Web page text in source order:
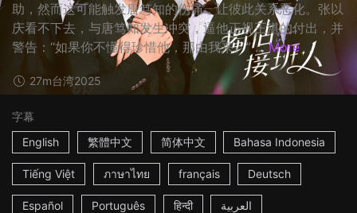
助，然而这可能触发唐笃知的伤痛，让彼此关系恶化。张以
庆看不下去，与唐笃知发生冲突，逼他正视王湛的付出，并
警告：“如果你不懂得珍惜他，那由我来。” ... More
27m台湾2025
字幕
English
繁體中文 简体中文 Bahasa Indonesia
Tiếng Việt ภาษาไทย français Deutsch
Español Português हिन्दी العربية